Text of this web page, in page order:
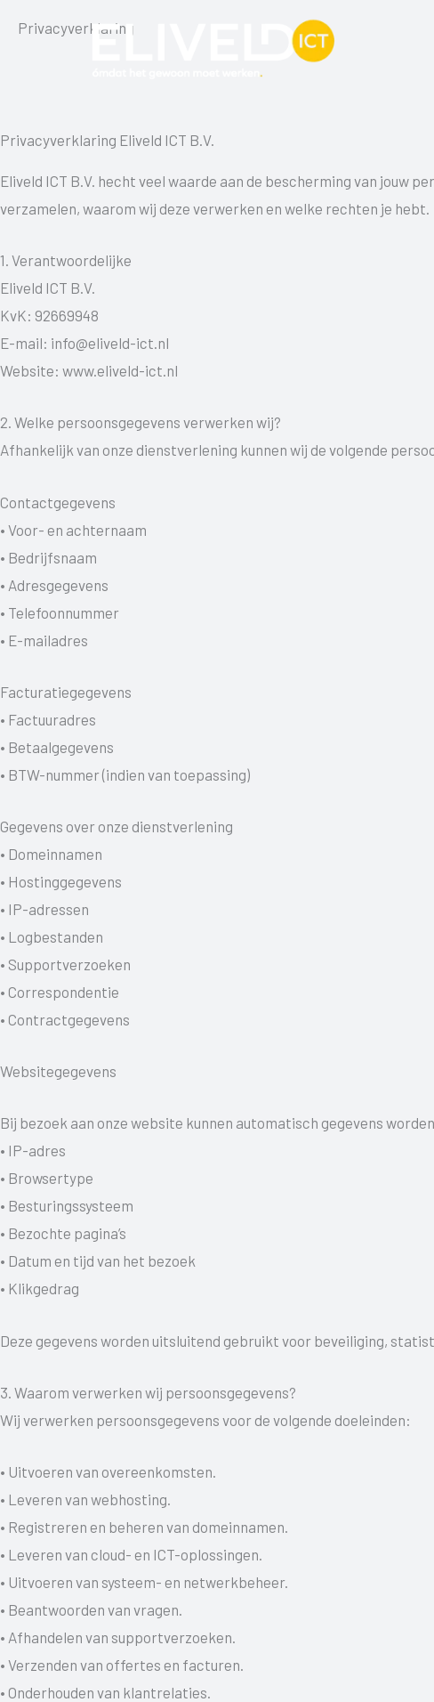
Privacyverklaring
Privacyverklaring Eliveld ICT B.V.
Eliveld ICT B.V. hecht veel waarde aan de bescherming van jouw
verzamelen, waarom wij deze verwerken en welke rechten je hebt.
1. Verantwoordelijke
Eliveld ICT B.V.
KvK: 92669948
E-mail: info@eliveld-ict.nl
Website: www.eliveld-ict.nl
2. Welke persoonsgegevens verwerken wij?
Afhankelijk van onze dienstverlening kunnen wij de volgende
Contactgegevens
• Voor- en achternaam
• Bedrijfsnaam
• Adresgegevens
• Telefoonnummer
• E-mailadres
Facturatiegegevens
• Factuuradres
• Betaalgegevens
• BTW-nummer (indien van toepassing)
Gegevens over onze dienstverlening
• Domeinnamen
• Hostinggegevens
• IP-adressen
• Logbestanden
• Supportverzoeken
• Correspondentie
• Contractgegevens
Websitegegevens
Bij bezoek aan onze website kunnen automatisch gegevens
• IP-adres
• Browsertype
• Besturingssysteem
• Bezochte pagina’s
• Datum en tijd van het bezoek
• Klikgedrag
Deze gegevens worden uitsluitend gebruikt voor beveiliging,
3. Waarom verwerken wij persoonsgegevens?
Wij verwerken persoonsgegevens voor de volgende doeleinden:
• Uitvoeren van overeenkomsten.
• Leveren van webhosting.
• Registreren en beheren van domeinnamen.
• Leveren van cloud- en ICT-oplossingen.
• Uitvoeren van systeem- en netwerkbeheer.
• Beantwoorden van vragen.
• Afhandelen van supportverzoeken.
• Verzenden van offertes en facturen.
• Onderhouden van klantrelaties.